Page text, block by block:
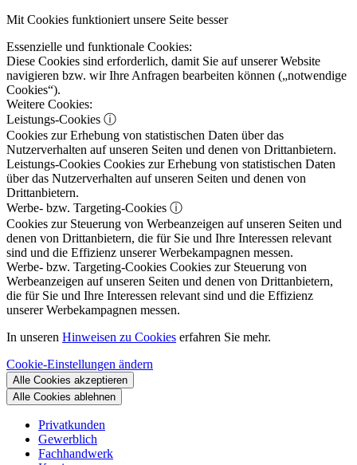
Mit Cookies funktioniert unsere Seite besser
Essenzielle und funktionale Cookies:
Diese Cookies sind erforderlich, damit Sie auf unserer Website
navigieren bzw. wir Ihre Anfragen bearbeiten können („notwendige
Cookies“).
Weitere Cookies:
Leistungs-Cookies ⓘ
Cookies zur Erhebung von statistischen Daten über das
Nutzerverhalten auf unseren Seiten und denen von Drittanbietern.
Leistungs-Cookies Cookies zur Erhebung von statistischen Daten
über das Nutzerverhalten auf unseren Seiten und denen von
Drittanbietern.
Werbe- bzw. Targeting-Cookies ⓘ
Cookies zur Steuerung von Werbeanzeigen auf unseren Seiten und
denen von Drittanbietern, die für Sie und Ihre Interessen relevant
sind und die Effizienz unserer Werbekampagnen messen.
Werbe- bzw. Targeting-Cookies Cookies zur Steuerung von
Werbeanzeigen auf unseren Seiten und denen von Drittanbietern,
die für Sie und Ihre Interessen relevant sind und die Effizienz
unserer Werbekampagnen messen.
In unseren Hinweisen zu Cookies erfahren Sie mehr.
Cookie-Einstellungen ändern
Alle Cookies akzeptieren
Alle Cookies ablehnen
Privatkunden
Gewerblich
Fachhandwerk